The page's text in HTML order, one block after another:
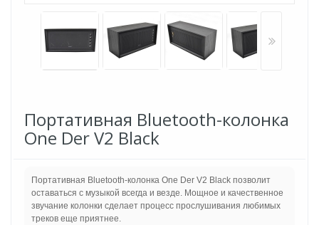
Портативная Bluetooth-колонка
One Der V2 Black
Портативная Bluetooth-колонка One Der V2 Black позволит
оставаться с музыкой всегда и везде. Мощное и качественное
звучание колонки сделает процесс прослушивания любимых
треков еще приятнее.